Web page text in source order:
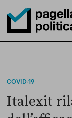
Pagella Politica Logo
COVID-19
Italexit